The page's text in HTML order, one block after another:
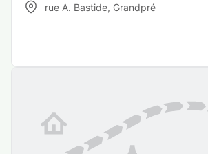
rue A. Bastide, Grandpré